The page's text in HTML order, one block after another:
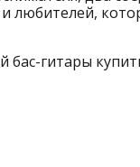
бас-гитары